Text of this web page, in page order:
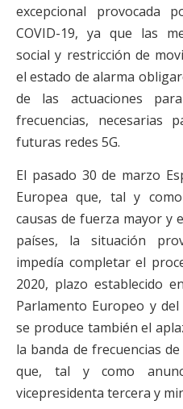
excepcional provocada
COVID-19, ya que las
social y restricción de
el estado de alarma
de las actuaciones
frecuencias, necesarias
futuras redes 5G.
El pasado 30 de marzo
Europea que, tal y
causas de fuerza mayor y
países, la situación
impedía completar el
2020, plazo establecido
Parlamento Europeo y del
se produce también el
la banda de frecuencias
que, tal y como
vicepresidenta tercera y